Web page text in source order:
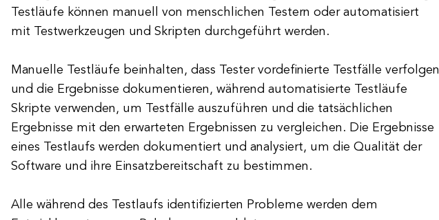
Testläufe können manuell von menschlichen Testern oder automatisiert
mit Testwerkzeugen und Skripten durchgeführt werden.
Manuelle Testläufe beinhalten, dass Tester vordefinierte Testfälle verfolgen
und die Ergebnisse dokumentieren, während automatisierte Testläufe
Skripte verwenden, um Testfälle auszuführen und die tatsächlichen
Ergebnisse mit den erwarteten Ergebnissen zu vergleichen. Die Ergebnisse
eines Testlaufs werden dokumentiert und analysiert, um die Qualität der
Software und ihre Einsatzbereitschaft zu bestimmen.
Alle während des Testlaufs identifizierten Probleme werden dem